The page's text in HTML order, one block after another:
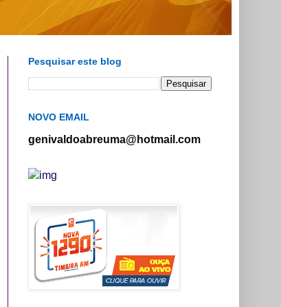
Pesquisar este blog
NOVO EMAIL
genivaldoabreuma@hotmail.com